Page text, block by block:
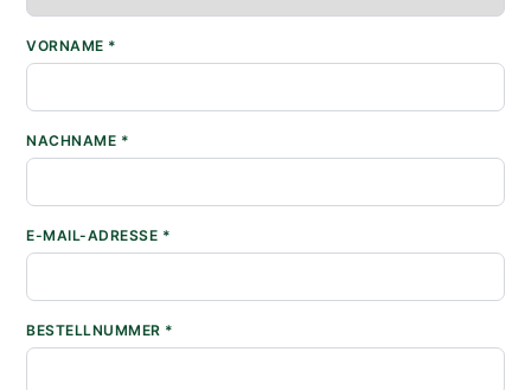
VORNAME *
NACHNAME *
E-MAIL-ADRESSE *
BESTELLNUMMER *